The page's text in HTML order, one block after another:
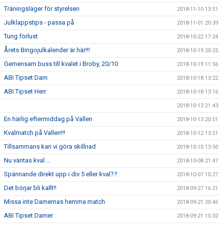
Träningsläger för styrelsen 2018-11-10 13:51
Julklappstips - passa på 2018-11-01 20:39
Tung förlust 2018-10-22 17:24
Årets Bingojulkalender är här!!! 2018-10-19 20:25
Gemensam buss till kvalet i Broby, 20/10 2018-10-19 11:56
ABI Tipset Dam 2018-10-18 13:22
ABI Tipset Herr 2018-10-18 13:16
2018-10-13 21:43
En härlig eftermiddag på Vallen 2018-10-13 20:51
Kvalmatch på Vallen!!! 2018-10-12 13:51
Tillsammans kan vi göra skillnad 2018-10-10 13:50
Nu väntas kval ... 2018-10-08 21:47
Spännande direkt upp i div 5 eller kval?? 2018-10-07 10:27
Det börjar bli kallt!! 2018-09-27 16:21
Missa inte Damernas hemma match 2018-09-21 20:46
ABI Tipset Damer 2018-09-21 10:32